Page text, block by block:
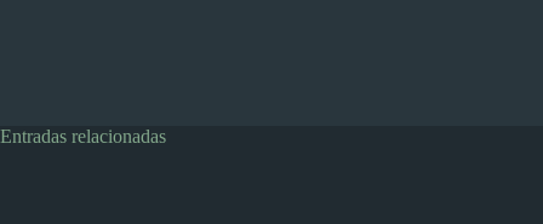
Entradas relacionadas